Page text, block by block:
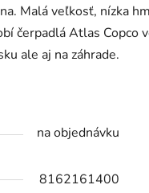
Malá veľkosť, nízka
čerpadlá Atlas Copco
ale aj na záhrade.
na objednávku
8162161400